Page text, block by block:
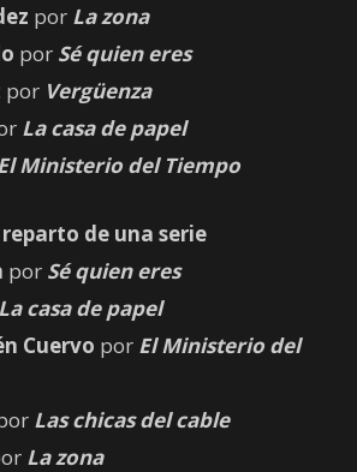
por La zona
por Sé quien eres
por Vergüenza
La casa de papel
Ministerio del Tiempo
de una serie
por Sé quien eres
La casa de papel
Cuervo por El Ministerio del
Las chicas del cable
La zona